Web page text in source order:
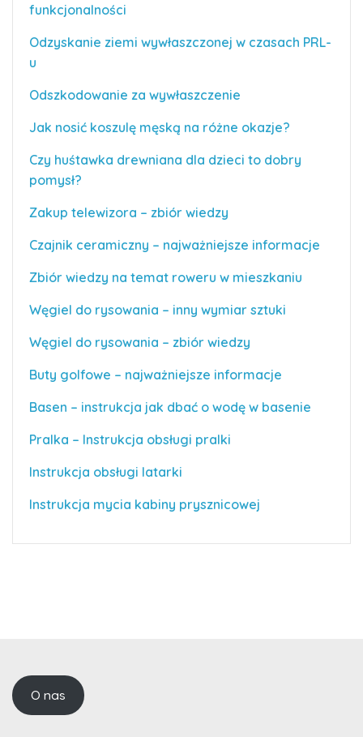
funkcjonalności
Odzyskanie ziemi wywłaszczonej w czasach PRL-
u
Odszkodowanie za wywłaszczenie
Jak nosić koszulę męską na różne okazje?
Czy huśtawka drewniana dla dzieci to dobry
pomysł?
Zakup telewizora – zbiór wiedzy
Czajnik ceramiczny – najważniejsze informacje
Zbiór wiedzy na temat roweru w mieszkaniu
Węgiel do rysowania – inny wymiar sztuki
Węgiel do rysowania – zbiór wiedzy
Buty golfowe – najważniejsze informacje
Basen – instrukcja jak dbać o wodę w basenie
Pralka – Instrukcja obsługi pralki
Instrukcja obsługi latarki
Instrukcja mycia kabiny prysznicowej
O nas